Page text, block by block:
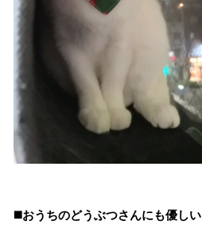
◼️おうちのどうぶつさんにも優しい